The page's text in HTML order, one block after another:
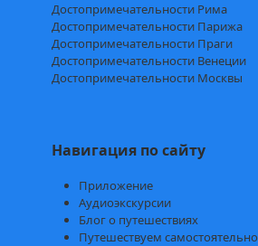
Достопримечательности Рима
Достопримечательности Парижа
Достопримечательности Праги
Достопримечательности Венеции
Достопримечательности Москвы
Навигация по сайту
Приложение
Аудиоэкскурсии
Блог о путешествиях
Путешествуем самостоятельно